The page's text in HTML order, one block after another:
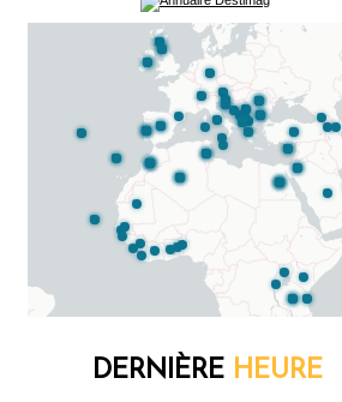
DERNIÈRE HEURE